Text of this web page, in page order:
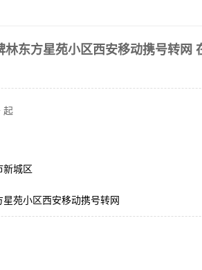
林东方星苑小区西安移动携号转网
起
新城区
星苑小区西安移动携号转网